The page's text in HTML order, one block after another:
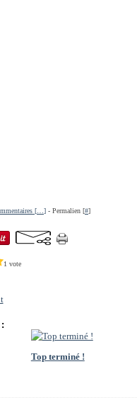
[ ] - Permalien [#]
1 vote
Top terminé !